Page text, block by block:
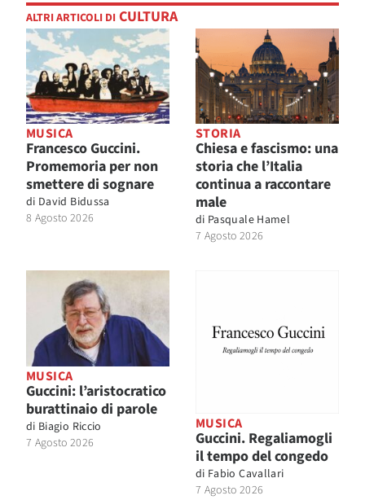
ALTRI ARTICOLI DI CULTURA
MUSICA
Francesco Guccini.
Promemoria per non
smettere di sognare
di David Bidussa
8 Agosto 2026
STORIA
Chiesa e fascismo: una
storia che l’Italia
continua a raccontare
male
di Pasquale Hamel
7 Agosto 2026
MUSICA
Guccini: l’aristocratico
burattinaio di parole
di Biagio Riccio
7 Agosto 2026
MUSICA
Guccini. Regaliamogli
il tempo del congedo
di Fabio Cavallari
7 Agosto 2026